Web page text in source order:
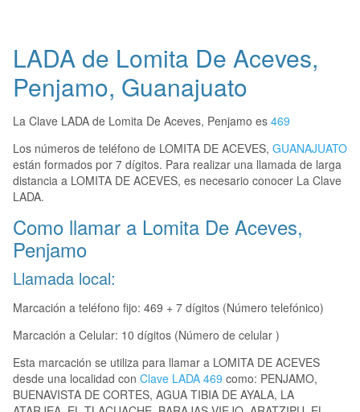
LADA de Lomita De Aceves,
Penjamo, Guanajuato
La Clave LADA de Lomita De Aceves, Penjamo es 469
Los números de teléfono de LOMITA DE ACEVES, GUANAJUATO
están formados por 7 dígitos. Para realizar una llamada de larga
distancia a LOMITA DE ACEVES, es necesario conocer La Clave
LADA.
Como llamar a Lomita De Aceves,
Penjamo
Llamada local:
Marcación a teléfono fijo: 469 + 7 dígitos (Número telefónico)
Marcación a Celular: 10 dígitos (Número de celular )
Esta marcación se utiliza para llamar a LOMITA DE ACEVES
desde una localidad con Clave LADA 469 como: PENJAMO,
BUENAVISTA DE CORTES, AGUA TIBIA DE AYALA, LA